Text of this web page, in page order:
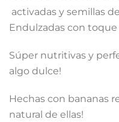
activadas y semillas
Endulzadas con
Súper nutritivas y
algo dulce!
Hechas con bananas
natural de ellas!